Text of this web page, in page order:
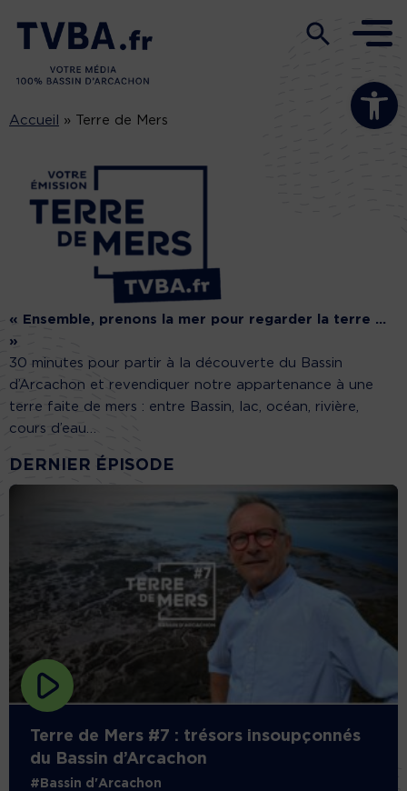
Ouvrir la
Accueil » Terre de Mers
« Ensemble, prenons la mer pour regarder la terre …
»
30 minutes pour partir à la découverte du Bassin
d’Arcachon et revendiquer notre appartenance à une
terre faite de mers : entre Bassin, lac, océan, rivière,
cours d’eau…
DERNIER ÉPISODE
Terre de Mers #7 : trésors insoupçonnés
du Bassin d’Arcachon
#Bassin d'Arcachon